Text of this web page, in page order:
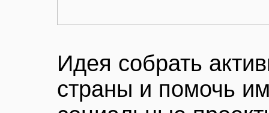
Идея собрать
страны и помочь